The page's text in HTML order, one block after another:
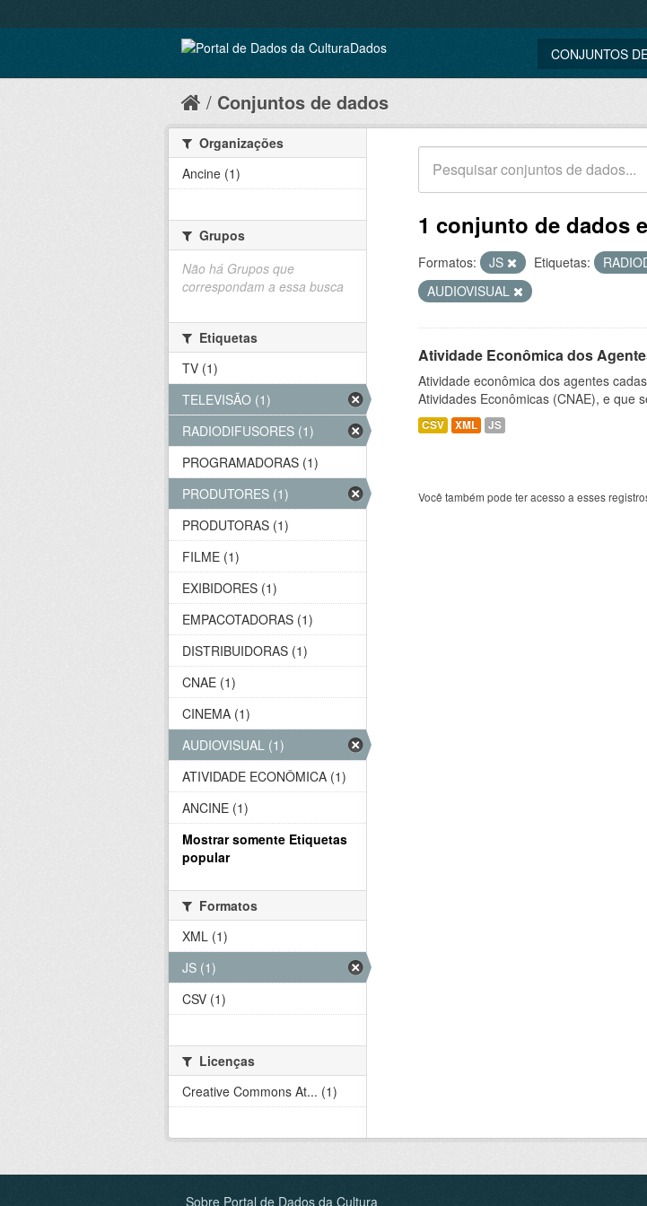
CONJUNTOS
Conjuntos de dados
1 conjunto de dados
Formatos: JS Etiquetas:
AUDIOVISUAL
Atividade Econômica dos
Atividade econômica dos agentes
Atividades Econômicas (CNAE), e que
CSV XML JS
Você também pode ter acesso a esses
Organizações
Ancine (1)
Grupos
Não há Grupos que
correspondam a essa busca
Etiquetas
TV (1)
TELEVISÃO (1)
RADIODIFUSORES (1)
PROGRAMADORAS (1)
PRODUTORES (1)
PRODUTORAS (1)
FILME (1)
EXIBIDORES (1)
EMPACOTADORAS (1)
DISTRIBUIDORAS (1)
CNAE (1)
CINEMA (1)
AUDIOVISUAL (1)
ATIVIDADE ECONÔMICA (1)
ANCINE (1)
Mostrar somente Etiquetas
popular
Formatos
XML (1)
JS (1)
CSV (1)
Licenças
Creative Commons At... (1)
Sobre Portal de Dados da Cultura